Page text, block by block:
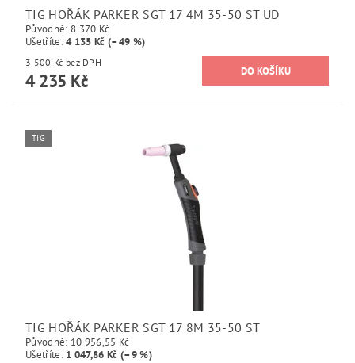
TIG HOŘÁK PARKER SGT 17 4M 35-50 ST UD
Původně: 8 370 Kč
Ušetříte:4 135 Kč (–49 %)
3 500 Kč bez DPH
4 235 Kč
TIG
TIG HOŘÁK PARKER SGT 17 8M 35-50 ST
Původně: 10 956,55 Kč
Ušetříte: 1 047,86 Kč (–9 %)